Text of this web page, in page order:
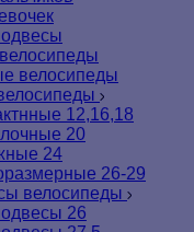
велосипеды
12,16,18
20
24
26-29
велосипеды
26